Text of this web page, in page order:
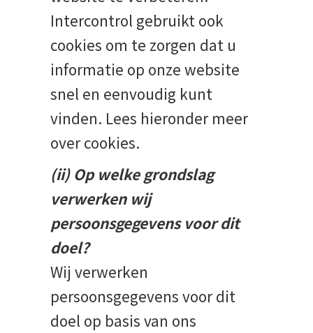
Intercontrol gebruikt ook
cookies om te zorgen dat u
informatie op onze website
snel en eenvoudig kunt
vinden. Lees hieronder meer
over cookies.
(ii) Op welke grondslag
verwerken wij
persoonsgegevens voor dit
doel?
Wij verwerken
persoonsgegevens voor dit
doel op basis van ons